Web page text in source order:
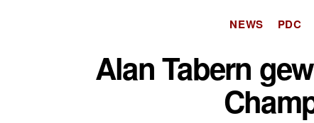
NEWS PDC
Alan Tabern